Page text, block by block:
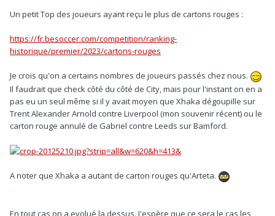
Un petit Top des joueurs ayant reçu le plus de cartons rouges :
https://fr.besoccer.com/competition/ranking-
historique/premier/2023/cartons-rouges
Je crois qu'on a certains nombres de joueurs passés chez nous.
Il faudrait que check côté du côté de City, mais pour l'instant on en a
pas eu un seul même si il y avait moyen que Xhaka dégoupille sur
Trent Alexander Arnold contre Liverpool (mon souvenir récent) ou le
carton rouge annulé de Gabriel contre Leeds sur Bamford.
A noter que Xhaka a autant de carton rouges qu'Arteta.
En tout cas on a evolué la dessus. J'espère que ce sera le cas les